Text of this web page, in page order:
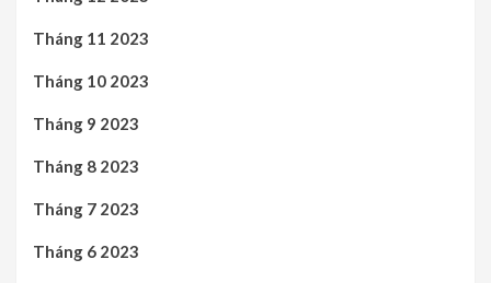
Tháng 11 2023
Tháng 10 2023
Tháng 9 2023
Tháng 8 2023
Tháng 7 2023
Tháng 6 2023